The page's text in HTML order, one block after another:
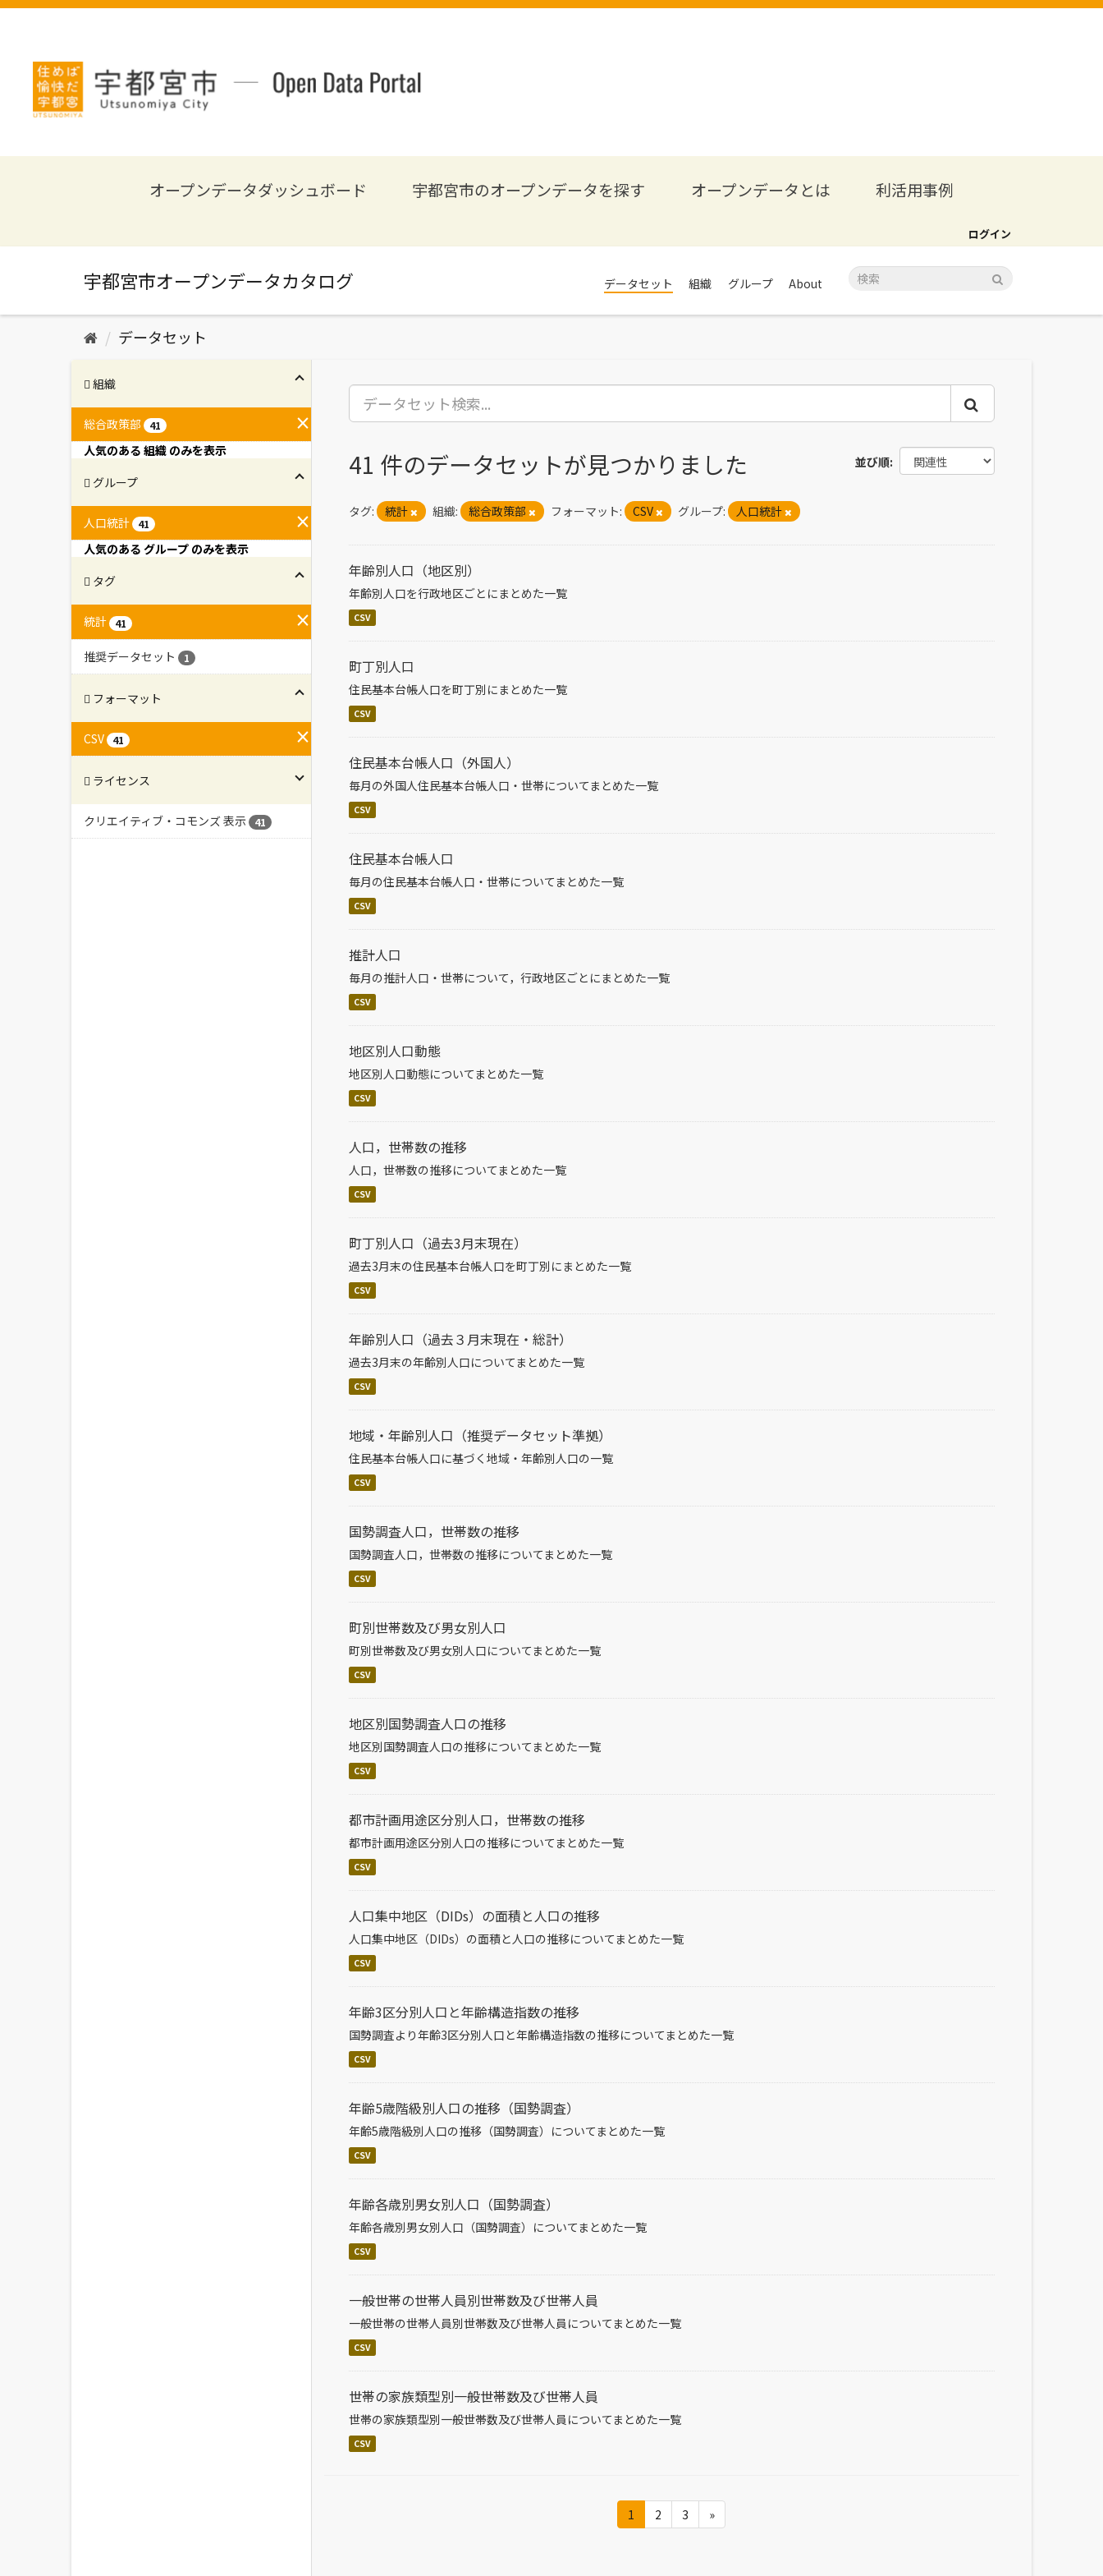
ス
オープンデータダッシュボード 宇都宮市のオープンデータを探す オープンデータとは 利活用事例
ログイン
データセット 組織 グループ About
データセット
組織
総合政策部 41
人気のある 組織 のみを表示
グループ
人口統計 41
人気のある グループ のみを表示
タグ
統計 41
推奨データセット 1
フォーマット
CSV 41
ライセンス
クリエイティブ・コモンズ 表示 41
並び順
41 件のデータセットが見つかりました
タグ: 統計 組織: 総合政策部 フォーマット: CSV グループ: 人口統計
年齢別人口（地区別）
年齢別人口を行政地区ごとにまとめた一覧
CSV
町丁別人口
住民基本台帳人口を町丁別にまとめた一覧
CSV
住民基本台帳人口（外国人）
毎月の外国人住民基本台帳人口・世帯についてまとめた一覧
CSV
住民基本台帳人口
毎月の住民基本台帳人口・世帯についてまとめた一覧
CSV
推計人口
毎月の推計人口・世帯について，行政地区ごとにまとめた一覧
CSV
地区別人口動態
地区別人口動態についてまとめた一覧
CSV
人口，世帯数の推移
人口，世帯数の推移についてまとめた一覧
CSV
町丁別人口（過去3月末現在）
過去3月末の住民基本台帳人口を町丁別にまとめた一覧
CSV
年齢別人口（過去３月末現在・総計）
過去3月末の年齢別人口についてまとめた一覧
CSV
地域・年齢別人口（推奨データセット準拠）
住民基本台帳人口に基づく地域・年齢別人口の一覧
CSV
国勢調査人口，世帯数の推移
国勢調査人口，世帯数の推移についてまとめた一覧
CSV
町別世帯数及び男女別人口
町別世帯数及び男女別人口についてまとめた一覧
CSV
地区別国勢調査人口の推移
地区別国勢調査人口の推移についてまとめた一覧
CSV
都市計画用途区分別人口，世帯数の推移
都市計画用途区分別人口の推移についてまとめた一覧
CSV
人口集中地区（DIDs）の面積と人口の推移
人口集中地区（DIDs）の面積と人口の推移についてまとめた一覧
CSV
年齢3区分別人口と年齢構造指数の推移
国勢調査より年齢3区分別人口と年齢構造指数の推移についてまとめた一覧
CSV
年齢5歳階級別人口の推移（国勢調査）
年齢5歳階級別人口の推移（国勢調査）についてまとめた一覧
CSV
年齢各歳別男女別人口（国勢調査）
年齢各歳別男女別人口（国勢調査）についてまとめた一覧
CSV
一般世帯の世帯人員別世帯数及び世帯人員
一般世帯の世帯人員別世帯数及び世帯人員についてまとめた一覧
CSV
世帯の家族類型別一般世帯数及び世帯人員
世帯の家族類型別一般世帯数及び世帯人員についてまとめた一覧
CSV
1 2 3 »